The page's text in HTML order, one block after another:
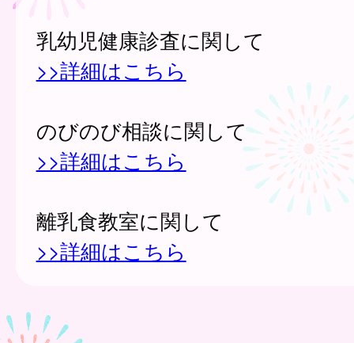
乳幼児健康診査に関して
>>詳細はこちら
のびのび相談に関して
>>詳細はこちら
離乳食教室に関して
>>詳細はこちら